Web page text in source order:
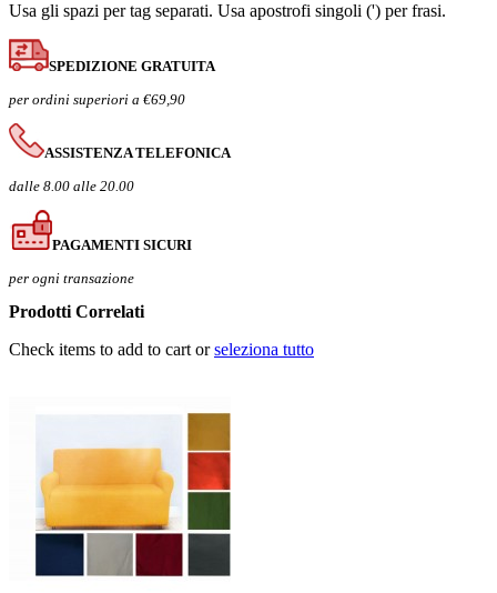
Usa gli spazi per tag separati. Usa apostrofi singoli (') per frasi.
SPEDIZIONE GRATUITA
per ordini superiori a €69,90
ASSISTENZA TELEFONICA
dalle 8.00 alle 20.00
PAGAMENTI SICURI
per ogni transazione
Prodotti Correlati
Check items to add to cart orseleziona tutto